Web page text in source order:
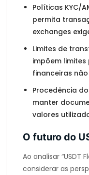
Políticas KYC/
permita
exchanges
Limites de
impõem
financeiras
Procedência
manter
valores
O futuro do
Ao analisar “USDT
considerar as